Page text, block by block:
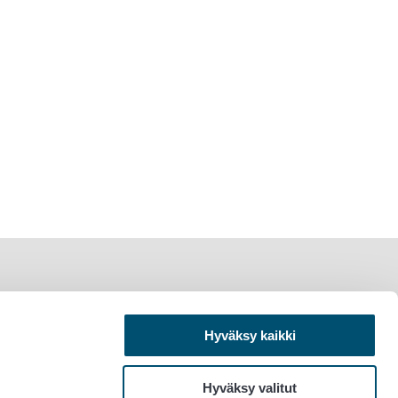
Hyväksy kaikki
Hyväksy valitut